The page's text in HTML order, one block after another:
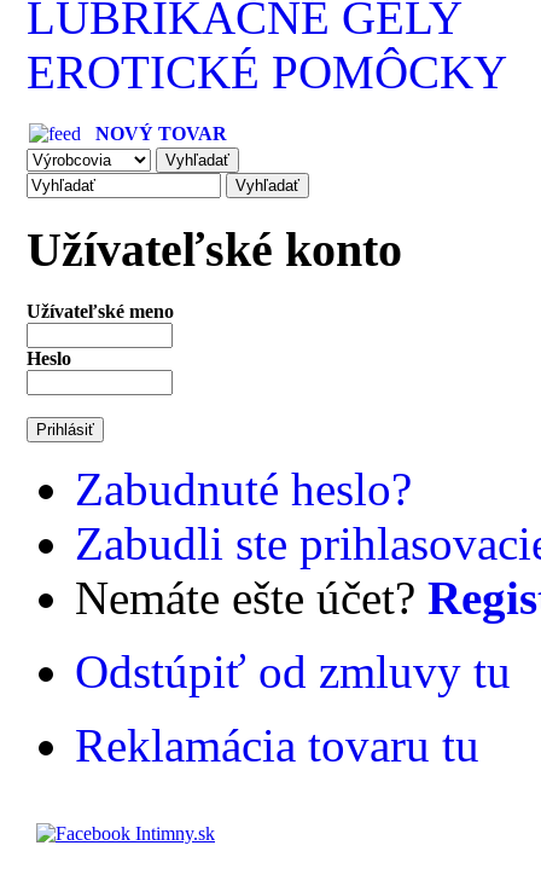
LUBRIKAČNÉ GÉLY
EROTICKÉ POMÔCKY
NOVÝ TOVAR
Užívateľské konto
Užívateľské meno
Heslo
Zabudnuté heslo?
Zabudli ste
Nemáte ešte účet?
Odstúpiť od zmluvy tu
Reklamácia tovaru tu